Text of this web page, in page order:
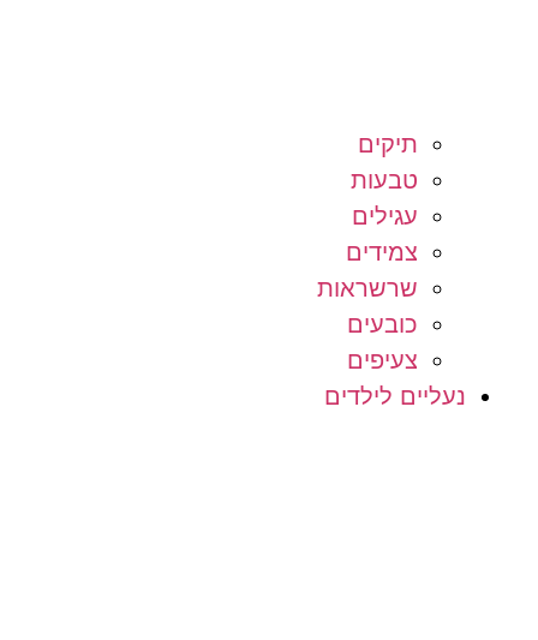
תיקים
טבעות
עגילים
צמידים
שרשראות
כובעים
צעיפים
נעליים לילדים